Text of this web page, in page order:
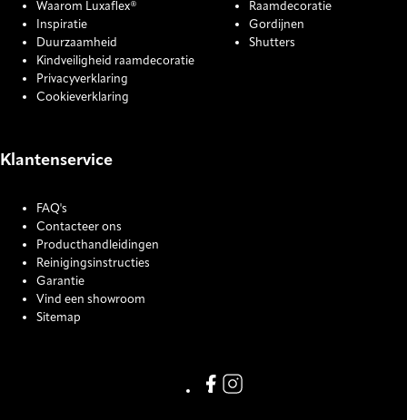
Waarom Luxaflex®
Inspiratie
Duurzaamheid
Kindveiligheid raamdecoratie
Privacyverklaring
Cookieverklaring
Raamdecoratie
Gordijnen
Shutters
Klantenservice
FAQ's
Contacteer ons
Producthandleidingen
Reinigingsinstructies
Garantie
Vind een showroom
Sitemap
Link missing Display text from
Link missing Display text